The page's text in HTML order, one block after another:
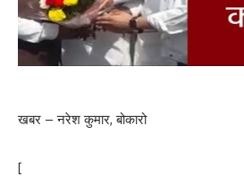
खबर – नरेश कुमार, बोकारो
[